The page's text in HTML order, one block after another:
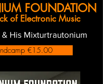
FOUNDATION
of Electronic Music
His Mixturtrautonium
€15.00